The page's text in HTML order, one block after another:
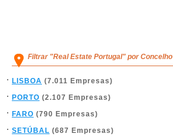
Filtrar "Real Estate Portugal" por Concelho
LISBOA (7.011 Empresas)
PORTO (2.107 Empresas)
FARO (790 Empresas)
SETÚBAL (687 Empresas)